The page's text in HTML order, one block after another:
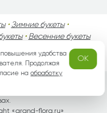
• Зимние букеты•
• Весенние букеты
•
Праздники!
«grand-flora.ru»
удобства
Продолжая
наобработку
OK